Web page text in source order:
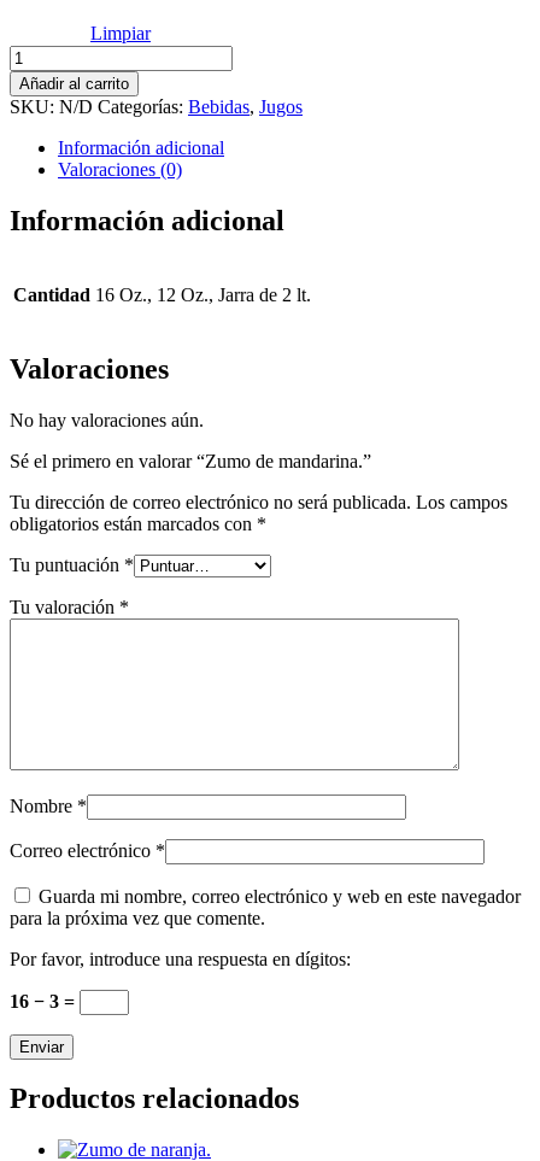
Limpiar
Zumo
de
mandarina.
cantidad
Añadir al carrito
SKU: N/D Categorías: Bebidas, Jugos
Información adicional
Valoraciones (0)
Información adicional
Cantidad 16 Oz., 12 Oz., Jarra de 2 lt.
Valoraciones
No hay valoraciones aún.
Sé el primero en valorar “Zumo de mandarina.”
Tu dirección de correo electrónico no será publicada. Los campos
obligatorios están marcados con *
Tu puntuación *
Tu valoración *
Nombre *
Correo electrónico *
Guarda mi nombre, correo electrónico y web en este navegador
para la próxima vez que comente.
Por favor, introduce una respuesta en dígitos:
16 − 3 =
Productos relacionados